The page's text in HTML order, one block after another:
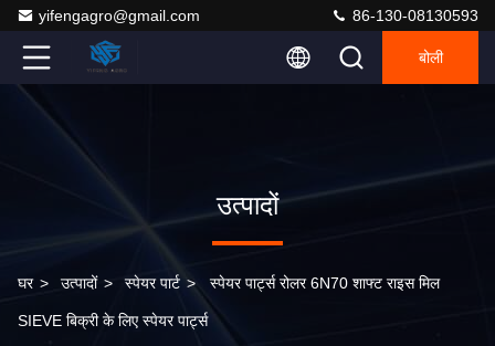
yifengagro@gmail.com 86-130-08130593
बोली
उत्पादों
घर > उत्पादों > स्पेयर पार्ट > स्पेयर पार्ट्स रोलर 6N70 शाफ्ट राइस मिल
SIEVE बिक्री के लिए स्पेयर पार्ट्स